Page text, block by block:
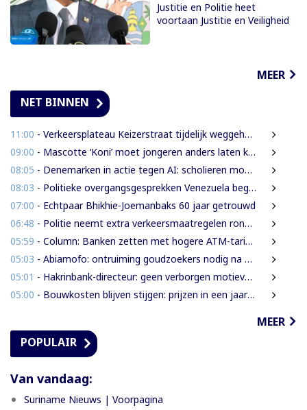
Justitie en Politie heet
voortaan Justitie en Veiligheid
MEER
NET BINNEN
11:00 - Verkeersplateau Keizerstraat tijdelijk weggehaald vanwege chaos rond Domineestraat
09:00 - Mascotte ‘Koni’ moet jongeren anders laten kijken naar Surinaamse houtsector
08:05 - Denemarken in actie tegen AI: scholieren moeten extra mondelinge examens doen
08:03 - Politieke overgangsgesprekken Venezuela beginnen zonder Machado
07:00 - Echtpaar Bhikhie-Joemanbaks 60 jaar getrouwd
06:48 - Politie neemt extra verkeersmaatregelen rond afgesloten Domineestraat
05:59 - Column: Banken zetten met hogere ATM-tarieven digitale economie op achterstand
05:03 - Abiamofo: ontruiming goudzoekers nodig na dodelijke risico’s in Moeroekreek en 21 Bergi
05:01 - Hakrinbank-directeur: geen verborgen motieven bij verkoop DSB-belang
05:00 - Bouwkosten blijven stijgen: prijzen in een jaar tijd gemiddeld 7,3% hoger
MEER
POPULAIR
Van vandaag:
Suriname Nieuws | Voorpagina